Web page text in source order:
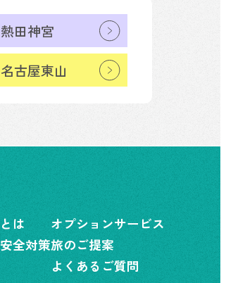
熱田神宮
名古屋東山
は
全対策
オプションサービス
旅のご提案
よくあるご質問